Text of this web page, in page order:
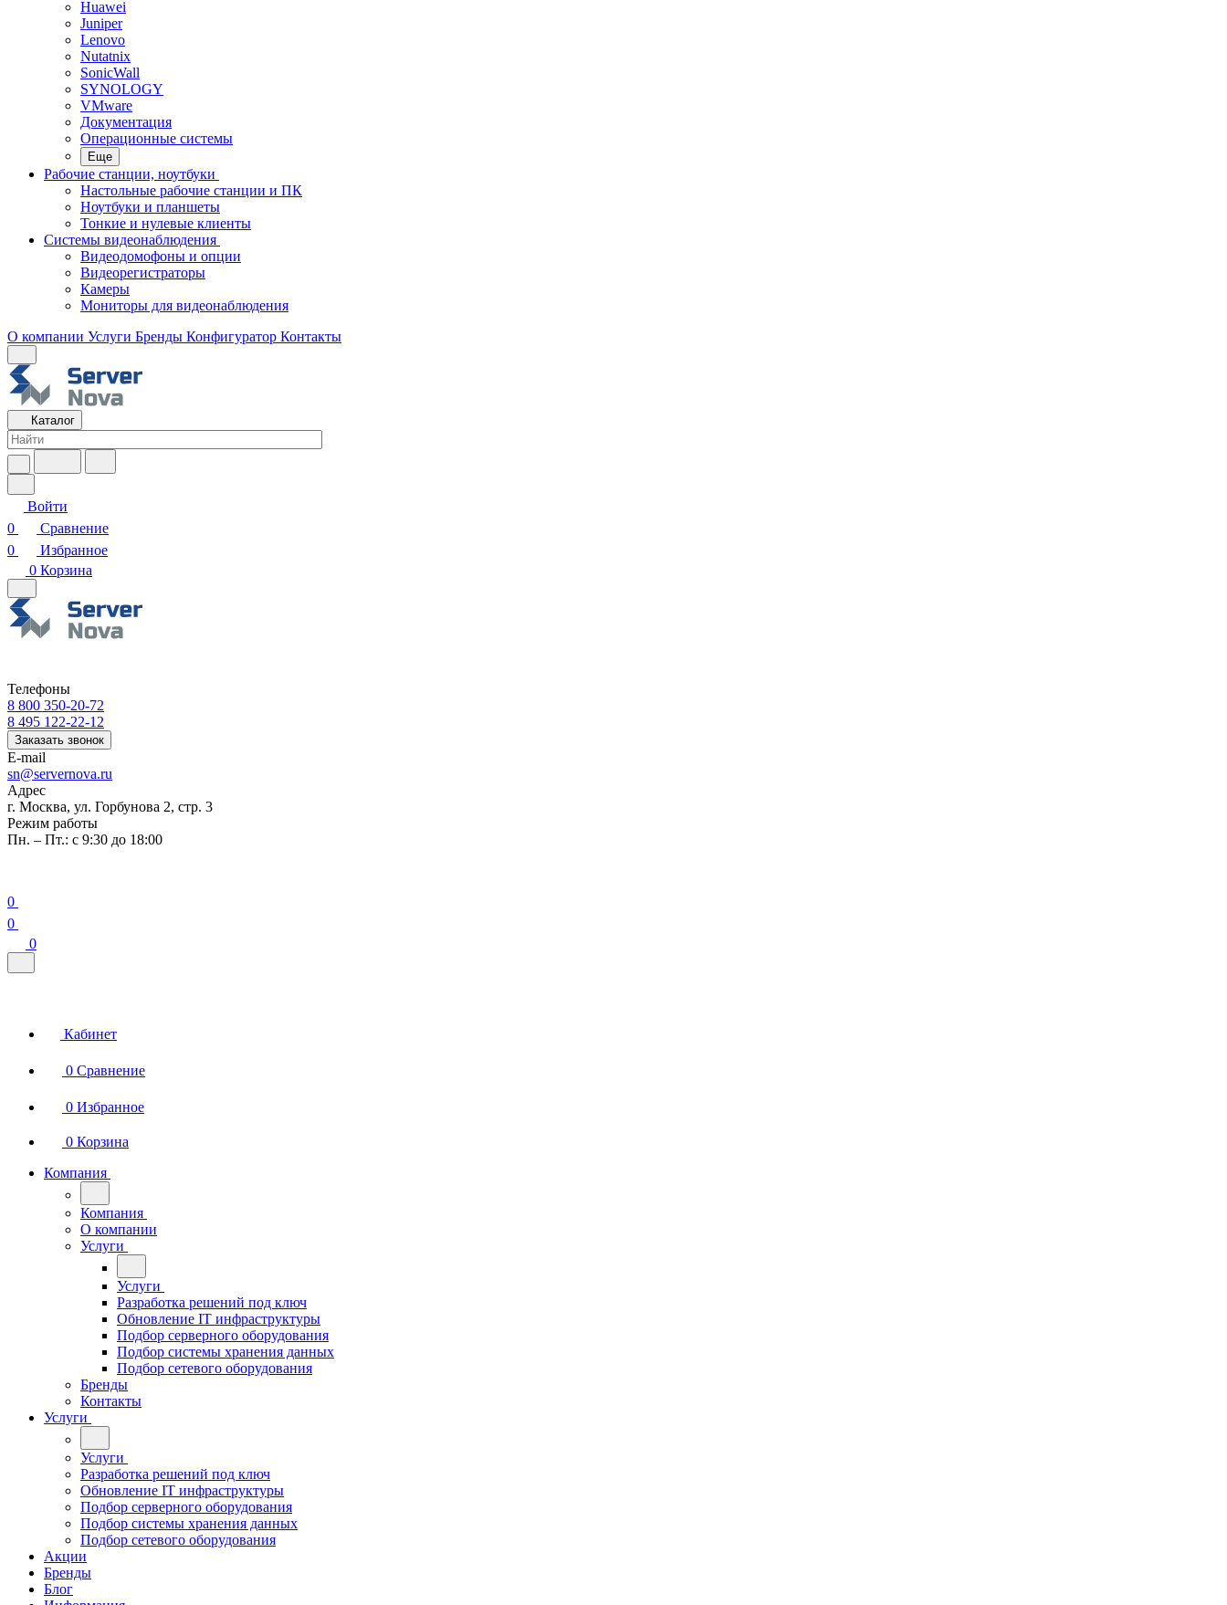
Huawei
Juniper
Lenovo
Nutatnix
SonicWall
SYNOLOGY
VMware
Документация
Операционные системы
Еще
Рабочие станции, ноутбуки
Настольные рабочие станции и ПК
Ноутбуки и планшеты
Тонкие и нулевые клиенты
Системы видеонаблюдения
Видеодомофоны и опции
Видеорегистраторы
Камеры
Мониторы для видеонаблюдения
О компании Услуги Бренды Конфигуратор Контакты
Каталог
Войти
0
Сравнение
0
Избранное
0 Корзина
Телефоны
8 800 350-20-72
8 495 122-22-12
Заказать звонок
E-mail
sn@servernova.ru
Адрес
г. Москва, ул. Горбунова 2, стр. 3
Режим работы
Пн. – Пт.: с 9:30 до 18:00
0
0
0
Кабинет
0 Сравнение
0 Избранное
0 Корзина
Компания
Компания
О компании
Услуги
Услуги
Разработка решений под ключ
Обновление IT инфраструктуры
Подбор серверного оборудования
Подбор системы хранения данных
Подбор сетевого оборудования
Бренды
Контакты
Услуги
Услуги
Разработка решений под ключ
Обновление IT инфраструктуры
Подбор серверного оборудования
Подбор системы хранения данных
Подбор сетевого оборудования
Акции
Бренды
Блог